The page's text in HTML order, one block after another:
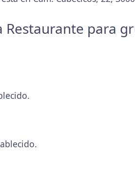
Restaurante para